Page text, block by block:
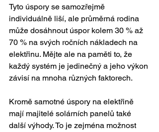
Tyto úspory se samozřejmě
individuálně liší, ale průměrná rodina
může dosáhnout úspor kolem 30 % až
70 % na svých ročních nákladech na
elektřinu. Mějte ale na paměti to, že
každý systém je jedinečný a jeho výkon
závisí na mnoha různých faktorech.
Kromě samotné úspory na elektřině
mají majitelé solárních panelů také
další výhody. To je zejména možnost